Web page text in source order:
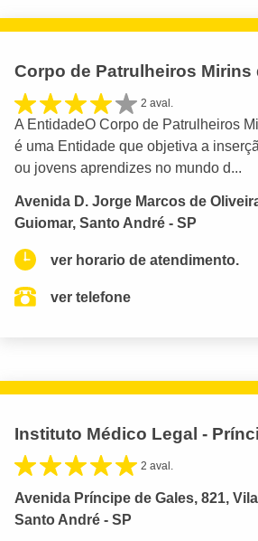
Corpo de Patrulheiros Mirins
2 aval.
A EntidadeO Corpo de Patrulheiros
é uma Entidade que objetiva a
ou jovens aprendizes no mundo d...
Avenida D. Jorge Marcos de
Guiomar, Santo André - SP
ver horario de atendimento.
ver telefone
Instituto Médico Legal -
2 aval.
Avenida Príncipe de Gales, 821,
Santo André - SP